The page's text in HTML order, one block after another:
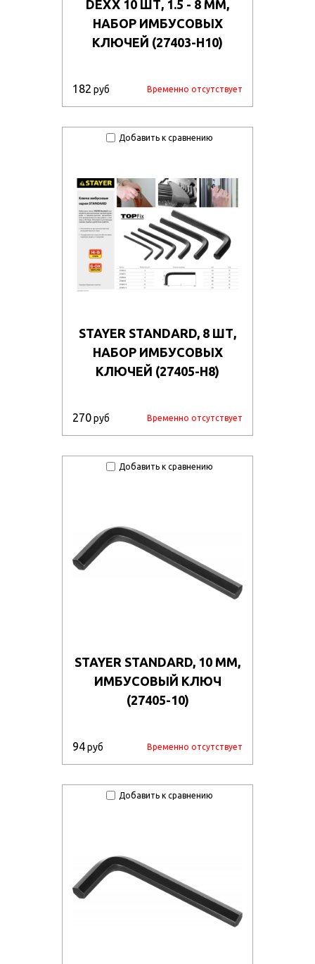
DEXX 10 ШТ, 1.5 - 8 ММ,
НАБОР ИМБУСОВЫХ
КЛЮЧЕЙ (27403-H10)
182 руб Временно отсутствует
Добавить к сравнению
STAYER STANDARD, 8 ШТ,
НАБОР ИМБУСОВЫХ
КЛЮЧЕЙ (27405-H8)
270руб Временно отсутствует
Добавить к сравнению
STAYER STANDARD, 10 ММ,
ИМБУСОВЫЙ КЛЮЧ
(27405-10)
94руб Временно отсутствует
Добавить к сравнению